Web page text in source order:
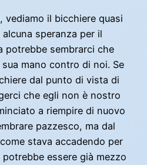
vediamo il bicchiere quasi
speranza per il
potrebbe sembrarci che
mano contro di noi. Se
dal punto di vista di
che egli non è nostro
a riempire di nuovo
pazzesco, ma dal
stava accadendo per
essere già mezzo